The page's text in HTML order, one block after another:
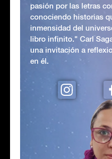
pasión por las letras
conociendo historias
inmensidad del
libro infinito." Carl
una invitación a
en él.